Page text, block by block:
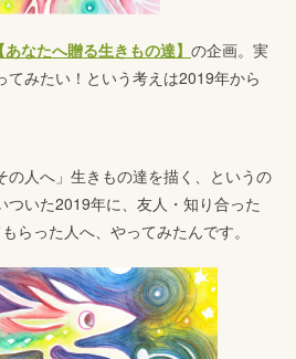
なたへ贈る生きもの達】 の企画。実
てみたい！という考えは2019年から
の人へ」生きもの達を描く、というの
ついた2019年に、友人・知り合った
らった人へ、やってみたんです。